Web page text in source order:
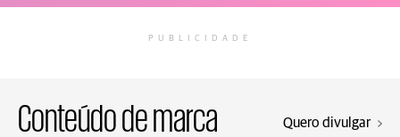
PUBLICIDADE
Conteúdo de marca Quero divulgar